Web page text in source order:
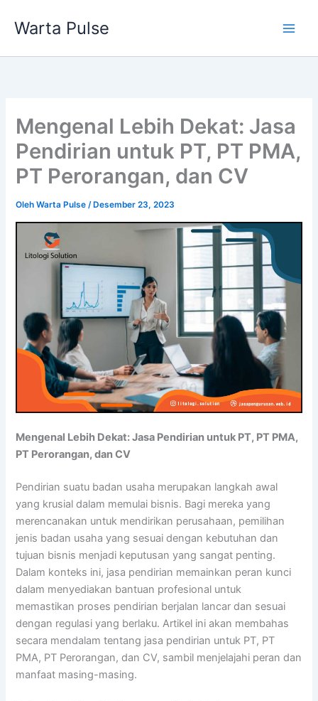
Warta Pulse
Mengenal Lebih Dekat: Jasa
Pendirian untuk PT, PT PMA,
PT Perorangan, dan CV
OlehWarta Pulse/ Desember 23, 2023
Mengenal Lebih Dekat: Jasa Pendirian untuk PT, PT PMA,
PT Perorangan, dan CV
Pendirian suatu badan usaha merupakan langkah awal
yang krusial dalam memulai bisnis. Bagi mereka yang
merencanakan untuk mendirikan perusahaan, pemilihan
jenis badan usaha yang sesuai dengan kebutuhan dan
tujuan bisnis menjadi keputusan yang sangat penting.
Dalam konteks ini, jasa pendirian memainkan peran kunci
dalam menyediakan bantuan profesional untuk
memastikan proses pendirian berjalan lancar dan sesuai
dengan regulasi yang berlaku. Artikel ini akan membahas
secara mendalam tentang jasa pendirian untuk PT, PT
PMA, PT Perorangan, dan CV, sambil menjelajahi peran dan
manfaat masing-masing.